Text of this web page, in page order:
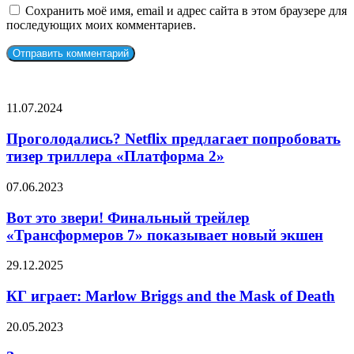
Сохранить моё имя, email и адрес сайта в этом браузере для
последующих моих комментариев.
Проголодались?
предлагает
попробовать
тизер
«Платформа
11.07.2024
Проголодались? Netflix предлагает попробовать
тизер триллера «Платформа 2»
Вот
звери!
Финальный
трейлер
7»
новый
07.06.2023
Вот это звери! Финальный трейлер
«Трансформеров 7» показывает новый экшен
КГ
Marlow
Briggs
and
the
Mask
29.12.2025
КГ играет: Marlow Briggs and the Mask of Death
Зрители
20.05.2023